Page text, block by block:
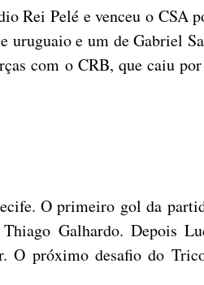
Rei Pelé e venceu o CSA
e um de Gabriel
com o CRB, que caiu
O primeiro gol da
Galhardo. Depois
O próximo desafio do